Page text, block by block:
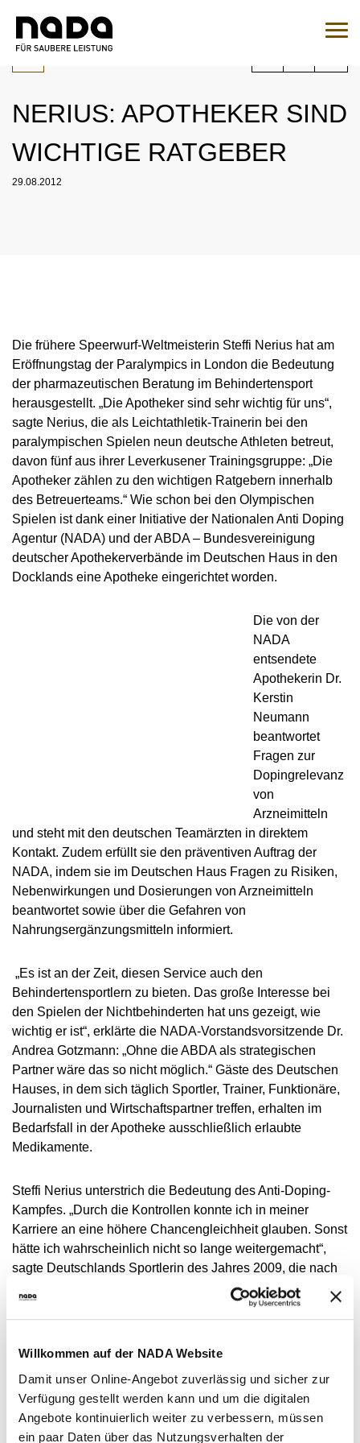
Willkommen auf der NADA Website
Damit unser Online-Angebot zuverlässig und sicher zur
Verfügung gestellt werden kann und um die digitalen
Angebote kontinuierlich weiter zu verbessern, müssen
ein paar Daten über das Nutzungsverhalten der
Jump to content
To the medication query
SUPERVISORY BOARD
EXECUTIVE BOARD
STAFF
COMMISSIONS
SPONSORING AND PARTNER
ANNUAL REPORTS
SPEAK UP
INTERNAL WHISTLEBLOWER TOOL
OVERVIEW
NADC
ANTI-DOPING LAW
SANCTIONS
OVERVIEW
RESULTS MANAGEMENT
SPORT JURISDICTION
INTELLIGENCE AND INVESTIGATIONS
DATA PROTECTION
OVERVIEW
CURRENT MEDICAL ADVICE
OVERVIEW
ASTHMA MEDICATION IN SPORT
CORTISONE IN SPORT
TESTOSTERONE IN SPORTS
PROHIBITED LIST
OVERVIEW
IMPORTANT CHANGES TO THE 2026
PROHIBITED LIST
IN CASE OF DISEASE: THERAPEUTIC USE
EXEMPTION (TUE)
OVERVIEW
REGULATION FOR NON-TESTING POOL
REGULATION FOR TESTING POOL ATHLETES
DIGITAL LIST OF PERMITTED
PHARMACEUTICALS
DOPING TRAPS
TESTING
OVERVIEW
TESTING PROGRAMME
OVERVIEW
RESEARCH
TESTING PROCESS
OVERVIEW
DOPING ANALYTICS
PARTICIPANTS IN THE CONTROL PROCESS
OUT-OF-COMPETITION TESTING
OVERVIEW
TESTPOOLS
RISK GROUPS
WHEREABOUTS INFORMATION
IN-COMPETITION TESTING
ADAMS
MEDICATION CONTROLS FOR HORSES
EDUCATION
OVERVIEW
TOGETHER AGAINST DOPING
TRAINING COURSES
E-LEARNING
SERVICE
OVERVIEW
NEWS
MEDIA
BLOG
CALENDER
You are here:
NERIUS: APOTHEKER SIND
WICHTIGE RATGEBER
29.08.2012
Die frühere Speerwurf-Weltmeisterin Steffi Nerius hat am
Eröffnungstag der Paralympics in London die Bedeutung
der pharmazeutischen Beratung im Behindertensport
herausgestellt. „Die Apotheker sind sehr wichtig für uns“,
sagte Nerius, die als Leichtathletik-Trainerin bei den
paralympischen Spielen neun deutsche Athleten betreut,
davon fünf aus ihrer Leverkusener Trainingsgruppe: „Die
Apotheker zählen zu den wichtigen Ratgebern innerhalb
des Betreuerteams.“ Wie schon bei den Olympischen
Spielen ist dank einer Initiative der Nationalen Anti Doping
Agentur (NADA) und der ABDA – Bundesvereinigung
deutscher Apothekerverbände im Deutschen Haus in den
Docklands eine Apotheke eingerichtet worden.
Die von der
NADA
entsendete
Apothekerin Dr.
Kerstin
Neumann
beantwortet
Fragen zur
Dopingrelevanz
von
Arzneimitteln
und steht mit den deutschen Teamärzten in direktem
Kontakt. Zudem erfüllt sie den präventiven Auftrag der
NADA, indem sie im Deutschen Haus Fragen zu Risiken,
Nebenwirkungen und Dosierungen von Arzneimitteln
beantwortet sowie über die Gefahren von
Nahrungsergänzungsmitteln informiert.
„Es ist an der Zeit, diesen Service auch den
Behindertensportlern zu bieten. Das große Interesse bei
den Spielen der Nichtbehinderten hat uns gezeigt, wie
wichtig er ist“, erklärte die NADA-Vorstandsvorsitzende Dr.
Andrea Gotzmann: „Ohne die ABDA als strategischen
Partner wäre das so nicht möglich.“ Gäste des Deutschen
Hauses, in dem sich täglich Sportler, Trainer, Funktionäre,
Journalisten und Wirtschaftspartner treffen, erhalten im
Bedarfsfall in der Apotheke ausschließlich erlaubte
Medikamente.
Steffi Nerius unterstrich die Bedeutung des Anti-Doping-
Kampfes. „Durch die Kontrollen konnte ich in meiner
Karriere an eine höhere Chancengleichheit glauben. Sonst
hätte ich wahrscheinlich nicht so lange weitergemacht“,
sagte Deutschlands Sportlerin des Jahres 2009, die nach
Medaillen bei EM, WM und Olympia mit 37 ihre Karriere als
Weltmeisterin krönte. „Ich will sauberen und fairen Sport.
Reha- und Behindertensport mit rund einem Dutzend
Athleten.